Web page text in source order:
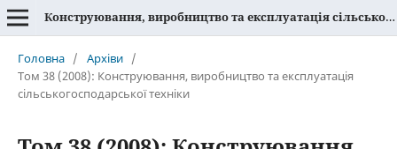
Конструювання, виробництво та експлуатація сільськогосподарських машин
Головна / Архіви /
Том 38 (2008): Конструювання, виробництво та експлуатація
сільськогосподарської техніки